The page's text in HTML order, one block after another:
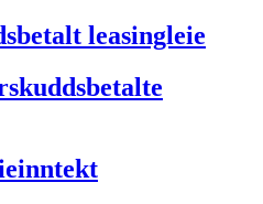
leasingleie